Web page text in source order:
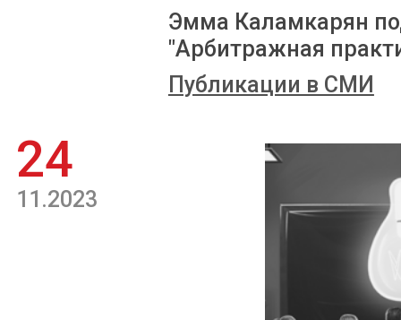
Эмма Каламкарян
"Арбитражная
Публикации в СМИ
24
11.2023